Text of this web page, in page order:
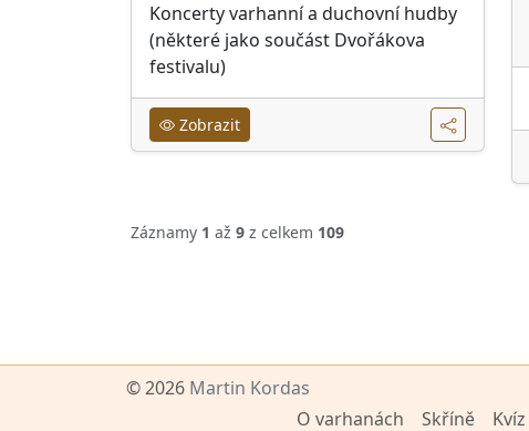
Koncerty varhanní a duchovní hudby
(některé jako součást Dvořákova
festivalu)
Zobrazit
Záznamy 1 až 9 z celkem 109
© 2026 Martin Kordas
O varhanách
Skříně Kvíz